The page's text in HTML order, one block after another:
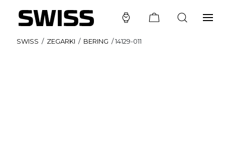
SWISS / ZEGARKI / BERING /14129-011